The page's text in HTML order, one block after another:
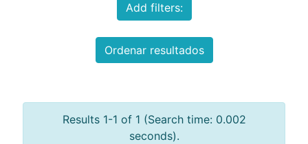
Add filters:
Ordenar resultados
Results 1-1 of 1 (Search time: 0.002
seconds).